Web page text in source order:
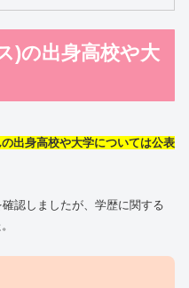
)の出身高校や大
出身高校や大学については公表
認しましたが、学歴に関する